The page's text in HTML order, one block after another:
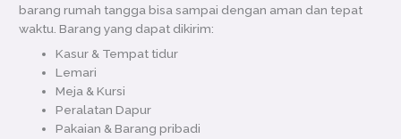
barang rumah tangga bisa sampai dengan aman dan tepat
waktu. Barang yang dapat dikirim:
Kasur & Tempat tidur
Lemari
Meja & Kursi
Peralatan Dapur
Pakaian & Barang pribadi